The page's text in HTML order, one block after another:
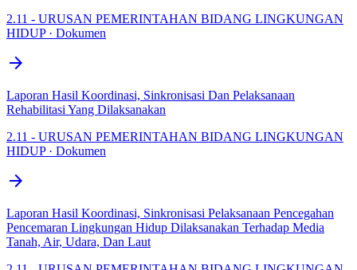
2.11 - URUSAN PEMERINTAHAN BIDANG LINGKUNGAN
HIDUP · Dokumen
arrow_forward
Laporan Hasil Koordinasi, Sinkronisasi Dan Pelaksanaan
Rehabilitasi Yang Dilaksanakan
2.11 - URUSAN PEMERINTAHAN BIDANG LINGKUNGAN
HIDUP · Dokumen
arrow_forward
Laporan Hasil Koordinasi, Sinkronisasi Pelaksanaan Pencegahan
Pencemaran Lingkungan Hidup Dilaksanakan Terhadap Media
Tanah, Air, Udara, Dan Laut